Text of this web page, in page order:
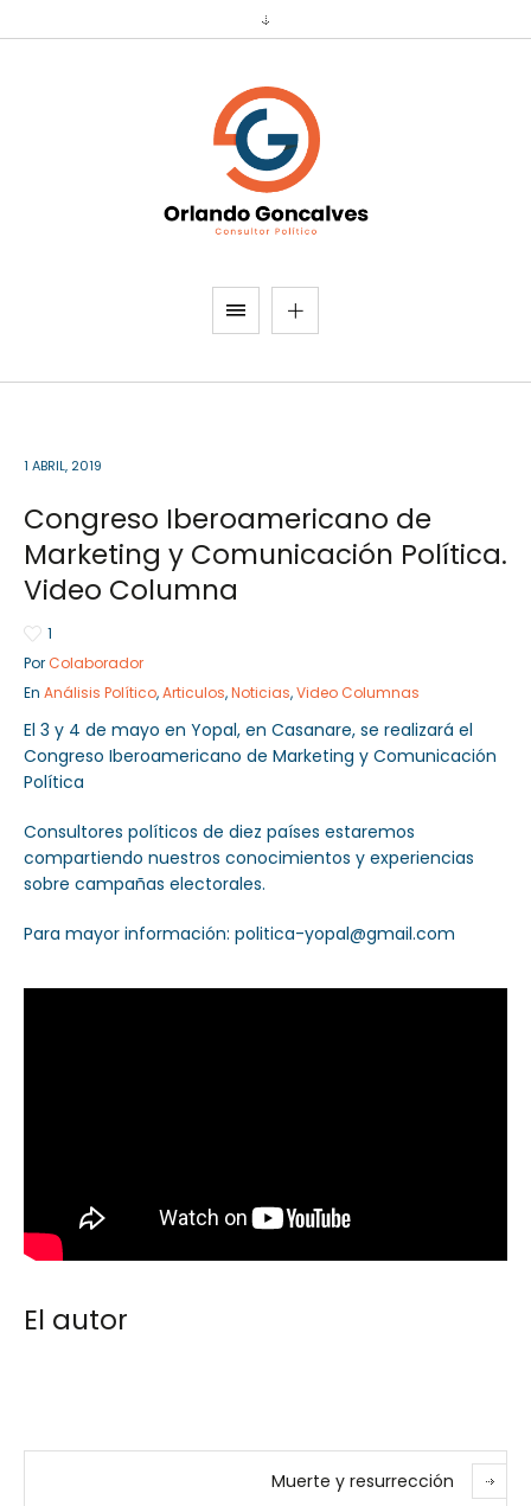
Sector Público
1 ABRIL, 2019
Congreso Iberoamericano de
Marketing y Comunicación Política.
Video Columna
1
Por Colaborador
En Análisis Político,Articulos,Noticias,Video Columnas
El 3 y 4 de mayo en Yopal, en Casanare, se realizará el
Congreso Iberoamericano de Marketing y Comunicación
Política
Consultores políticos de diez países estaremos
compartiendo nuestros conocimientos y experiencias
sobre campañas electorales.
Para mayor información: politica-yopal@gmail.com
El autor
Muerte y resurrección